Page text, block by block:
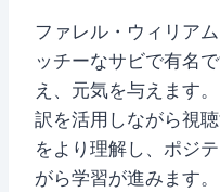
ファレル・ウィリア
ッチーなサビで有名
え、元気を与えます
訳を活用しながら視
をより理解し、ポジ
がら学習が進みます。